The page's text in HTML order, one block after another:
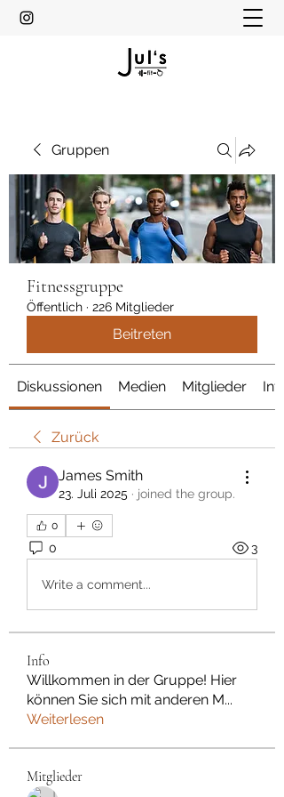
Gruppen
Fitnessgruppe
Öffentlich · 226 Mitglieder
Beitreten
Diskussionen Medien Mitglieder Info
Zurück
James Smith
23. Juli 2025 · joined the group.
0
0 3
Write a comment...
Info
Willkommen in der Gruppe! Hier
können Sie sich mit anderen M...
Weiterlesen
Mitglieder